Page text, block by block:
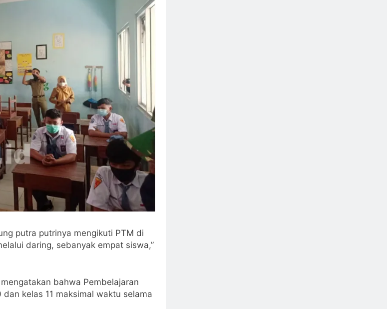
putra putrinya mengikuti PTM di
daring, sebanyak empat siswa,”
bahwa Pembelajaran
kelas 11 maksimal waktu selama